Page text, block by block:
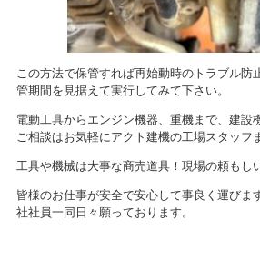
この方法で保管すれば再始動時のトラブル防
管期間を見据えて実行してみて下さい。
電動工具からエンジン機器、重機まで、建設
ご相談はお気軽にアクト建機の工場スタッフ
工具や機械は大事な商売道具！現場の頼もし
皆様のお仕事が安全で安心して事良く運びま
社社員一同日々願っております。